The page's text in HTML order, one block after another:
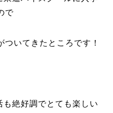
で
いてきたところです！
絶好調でとても楽しい